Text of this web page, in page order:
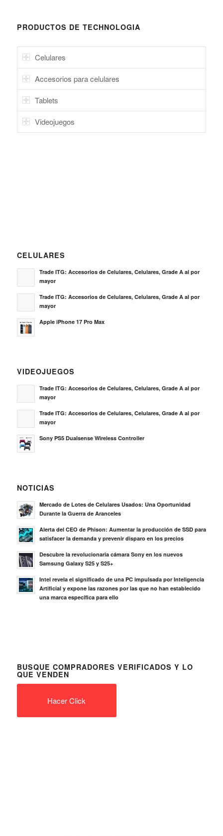
PRODUCTOS DE TECHNOLOGIA
Celulares
Accesorios para celulares
Tablets
Videojuegos
CELULARES
Trade ITG: Accesorios de Celulares, Celulares, Grade A al por
mayor
Trade ITG: Accesorios de Celulares, Celulares, Grade A al por
mayor
Apple iPhone 17 Pro Max
VIDEOJUEGOS
Trade ITG: Accesorios de Celulares, Celulares, Grade A al por
mayor
Trade ITG: Accesorios de Celulares, Celulares, Grade A al por
mayor
Sony PS5 Dualsense Wireless Controller
NOTICIAS
Mercado de Lotes de Celulares Usados: Una Oportunidad
Durante la Guerra de Aranceles
Alerta del CEO de Phison: Aumentar la producción de SSD para
satisfacer la demanda y prevenir disparo en los precios
Descubre la revolucionaria cámara Sony en los nuevos
Samsung Galaxy S25 y S25+
Intel revela el significado de una PC impulsada por Inteligencia
Artificial y expone las razones por las que no han establecido
una marca específica para ello
BUSQUE COMPRADORES VERIFICADOS Y LO
QUE VENDEN
Hacer Click